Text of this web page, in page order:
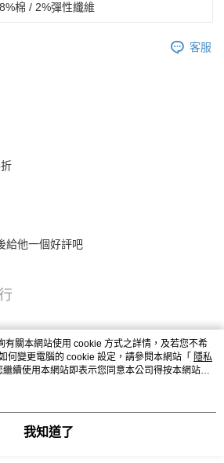
棉 / 2%彈性纖維
客服
給他一個好評吧
有關本網站使用 cookie 方式之詳情，及若您不希
何變更電腦的 cookie 設定，請參閱本網站「 隱私
繼續使用本網站即表示您同意本公司得按本網站使
。
我知道了